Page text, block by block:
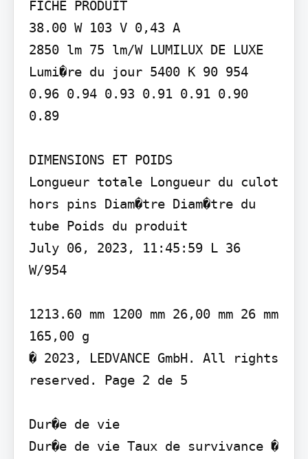
FICHE PRODUIT
38.00 W 103 V 0,43 A
2850 lm 75 lm/W LUMILUX DE LUXE
Lumi�re du jour 5400 K 90 954
0.96 0.94 0.93 0.91 0.91 0.90
0.89
DIMENSIONS ET POIDS
Longueur totale Longueur du culot
hors pins Diam�tre Diam�tre du
tube Poids du produit
July 06, 2023, 11:45:59 L 36
W/954
1213.60 mm 1200 mm 26,00 mm 26 mm
165,00 g
� 2023, LEDVANCE GmbH. All rights
reserved. Page 2 de 5
Dur�e de vie
Dur�e de vie Taux de survivance �